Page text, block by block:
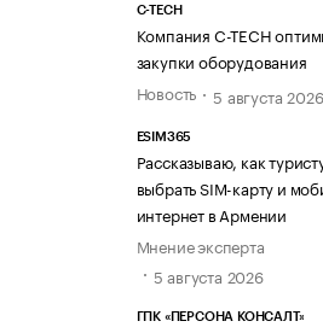
C-TECH
Компания C-TECH
закупки оборудования
Новость
5 августа 2026
ESIM365
Рассказываю, как
выбрать SIM-карту и
интернет в Армении
Мнение эксперта
5 августа 2026
ГПК «ПЕРСОНА КОНСАЛТ»